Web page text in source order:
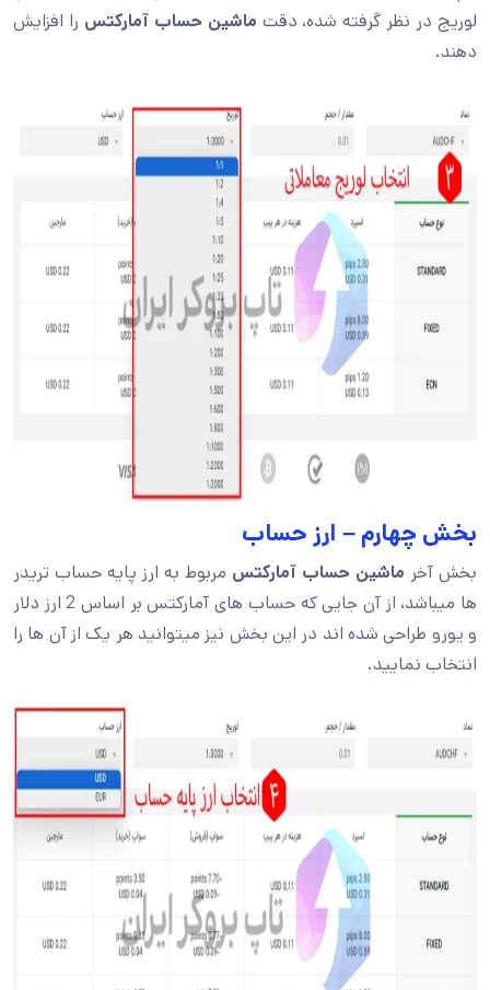
لوریج در نظر گرفته شده، دقت ماشین حساب آمارکتس را افزایش
دهند.
بخش چهارم – ارز حساب
بخش آخر ماشین حساب آمارکتس مربوط به ارز پایه حساب تریدر
ها میباشد، از آن جایی که حساب های آمارکتس بر اساس 2 ارز دلار
و یورو طراحی شده اند در این بخش نیز میتوانید هر یک از آن ها را
انتخاب نمایید.